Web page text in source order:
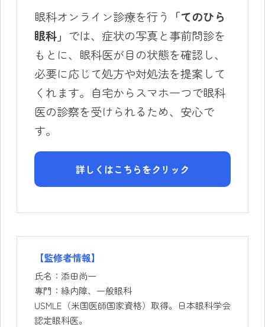
眼科オンライン診療を行う
「てのひら
眼科」 では、症状の写真と事前問診を
もとに、眼科医が目の状態を確認し、
必要に応じて処方や対処法を提案して
くれます。自宅からスマホ一つで眼科
医の診察を受けられるため、安心で
す。
詳しくはこちらをクリック
【監修者情報】
氏名：添田尚一
專門：綠内障、一般眼科
USMLE（米国医師国家資格）取得。日本眼科学会
認定眼科医。